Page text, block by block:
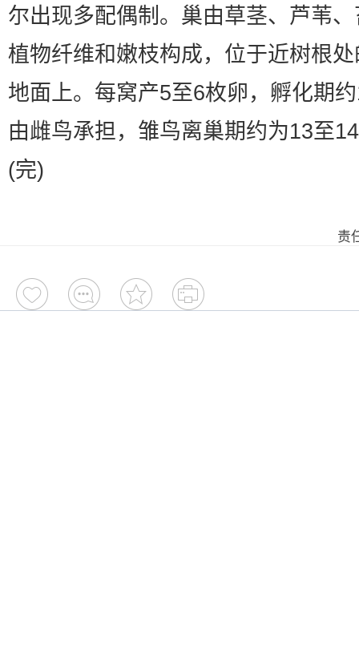
尔出现多配偶制。巢由草茎、芦苇
植物纤维和嫩枝构成，位于近树根
地面上。每窝产5至6枚卵，孵化期
由雌鸟承担，雏鸟离巢期约为13至
(完)
责